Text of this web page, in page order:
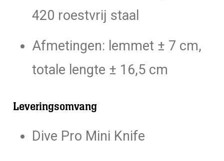
420 roestvrij staal
Afmetingen: lemmet ± 7 cm,
totale lengte ± 16,5 cm
Leveringsomvang
Dive Pro Mini Knife